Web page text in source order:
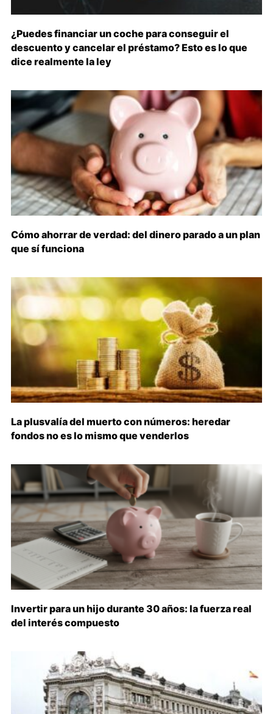
¿Puedes financiar un coche para conseguir el
descuento y cancelar el préstamo? Esto es lo que
dice realmente la ley
Cómo ahorrar de verdad: del dinero parado a un plan
que sí funciona
La plusvalía del muerto con números: heredar
fondos no es lo mismo que venderlos
Invertir para un hijo durante 30 años: la fuerza real
del interés compuesto